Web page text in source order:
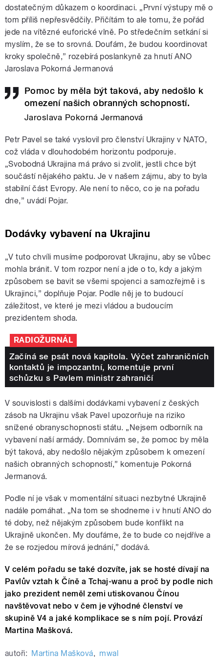
dostatečným důkazem o koordinaci. „První výstupy mě o
tom příliš nepřesvědčily. Přičítám to ale tomu, že pořád
jede na vítězné euforické vlně. Po středečním setkání si
myslím, že se to srovná. Doufám, že budou koordinovat
kroky společně,” rozebírá poslankyně za hnutí ANO
Jaroslava Pokorná Jermanová
Pomoc by měla být taková, aby nedošlo k
omezení našich obranných schopností.
Jaroslava Pokorná Jermanová
Petr Pavel se také vyslovil pro členství Ukrajiny v NATO,
což vláda v dlouhodobém horizontu podporuje.
„Svobodná Ukrajina má právo si zvolit, jestli chce být
součástí nějakého paktu. Je v našem zájmu, aby to byla
stabilní část Evropy. Ale není to něco, co je na pořadu
dne,” uvádí Pojar.
Dodávky vybavení na Ukrajinu
„V tuto chvíli musíme podporovat Ukrajinu, aby se vůbec
mohla bránit. V tom rozpor není a jde o to, kdy a jakým
způsobem se bavit se všemi spojenci a samozřejmě i s
Ukrajinci,” doplňuje Pojar. Podle něj je to budoucí
záležitost, ve které je mezi vládou a budoucím
prezidentem shoda.
RADIOŽURNÁL
Začíná se psát nová kapitola. Výčet zahraničních
kontaktů je impozantní, komentuje první
schůzku s Pavlem ministr zahraničí
V souvislosti s dalšími dodávkami vybavení z českých
zásob na Ukrajinu však Pavel upozorňuje na riziko
snížené obranyschopnosti státu. „Nejsem odborník na
vybavení naší armády. Domnívám se, že pomoc by měla
být taková, aby nedošlo nějakým způsobem k omezení
našich obranných schopností,” komentuje Pokorná
Jermanová.
Podle ní je však v momentální situaci nezbytné Ukrajině
nadále pomáhat. „Na tom se shodneme i v hnutí ANO do
té doby, než nějakým způsobem bude konflikt na
Ukrajině ukončen. My doufáme, že to bude co nejdříve a
že se rozjedou mírová jednání,” dodává.
V celém pořadu se také dozvíte, jak se hosté dívají na
Pavlův vztah k Číně a Tchaj-wanu a proč by podle nich
jako prezident neměl zemi utiskovanou Čínou
navštěvovat nebo v čem je výhodné členství ve
skupině V4 a jaké komplikace se s ním pojí. Provází
Martina Mašková.
autoři: Martina Mašková, mwal